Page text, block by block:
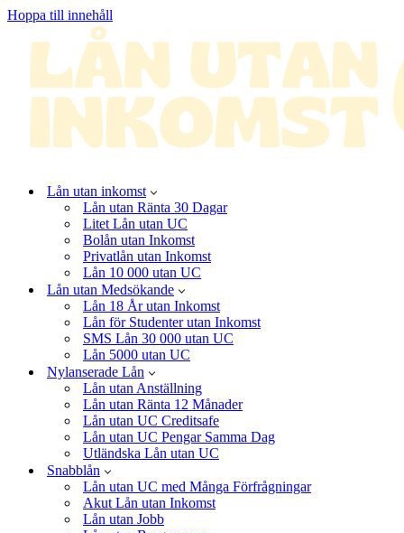
Hoppa till innehåll
Lån utan inkomst
Lån utan Ränta 30 Dagar
Litet Lån utan UC
Bolån utan Inkomst
Privatlån utan Inkomst
Lån 10 000 utan UC
Lån utan Medsökande
Lån 18 År utan Inkomst
Lån för Studenter utan Inkomst
SMS Lån 30 000 utan UC
Lån 5000 utan UC
Nylanserade Lån
Lån utan Anställning
Lån utan Ränta 12 Månader
Lån utan UC Creditsafe
Lån utan UC Pengar Samma Dag
Utländska Lån utan UC
Snabblån
Lån utan UC med Många Förfrågningar
Akut Lån utan Inkomst
Lån utan Jobb